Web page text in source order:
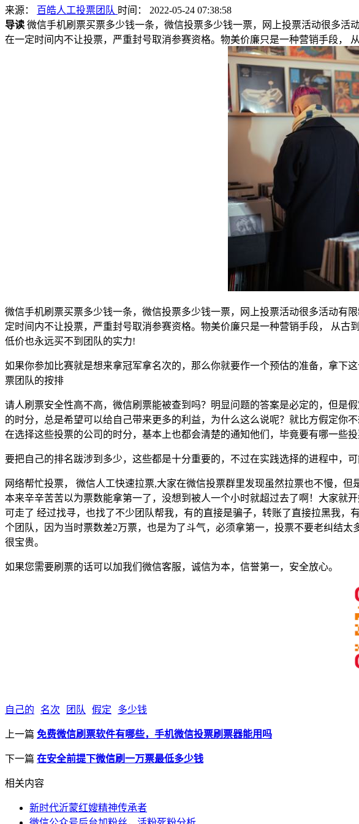
来源： 百皓人工投票团队 时间： 2022-05-24 07:38:58
导读 微信手机刷票买票多少钱一条，微信投票多少钱一票，网上投票活动很多
在一定时间内不让投票，严重封号取消参赛资格。物美价廉只是一种营销手段，
微信手机刷票买票多少钱一条，微信投票多少钱一票，网上投票活动很多活动有
定时间内不让投票，严重封号取消参赛资格。物美价廉只是一种营销手段， 从
低价也永远买不到团队的实力!
如果你参加比赛就是想来拿冠军拿名次的，那么你就要作一个预估的准备，拿下
票团队的按排
请人刷票安全性高不高，微信刷票能被查到吗？明显问题的答案是必定的，但是
的时分，总是希望可以给自己带来更多的利益，为什么这么说呢？就比方假定你
在选择这些投票的公司的时分，基本上也都会清楚的通知他们，毕竟要有哪一些
要把自己的排名跋涉到多少，这些都是十分重要的，不过在实践选择的进程中，
网络帮忙投票， 微信人工快速拉票,大家在微信投票群里发现虽然拉票也不慢，
本来辛辛苦苦以为票数能拿第一了，没想到被人一个小时就超过去了啊！大家就
可走了 经过找寻，也找了不少团队帮我，有的直接是骗子，转账了直接拉黑我
个团队，因为当时票数差2万票，也是为了斗气，必须拿第一，投票不要老纠结
很宝贵。
如果您需要刷票的话可以加我们微信客服，诚信为本，信誉第一，安全放心。
自己的 名次 团队 假定 多少钱
上一篇 免费微信刷票软件有哪些，手机微信投票刷票器能用吗
下一篇 在安全前提下微信刷一万票最低多少钱
相关内容
新时代沂蒙红嫂精神传承者